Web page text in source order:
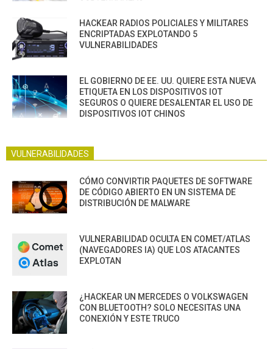
HACKEAR RADIOS POLICIALES Y MILITARES
ENCRIPTADAS EXPLOTANDO 5
VULNERABILIDADES
EL GOBIERNO DE EE. UU. QUIERE ESTA NUEVA
ETIQUETA EN LOS DISPOSITIVOS IOT
SEGUROS O QUIERE DESALENTAR EL USO DE
DISPOSITIVOS IOT CHINOS
VULNERABILIDADES
CÓMO CONVIRTIR PAQUETES DE SOFTWARE
DE CÓDIGO ABIERTO EN UN SISTEMA DE
DISTRIBUCIÓN DE MALWARE
VULNERABILIDAD OCULTA EN COMET/ATLAS
(NAVEGADORES IA) QUE LOS ATACANTES
EXPLOTAN
¿HACKEAR UN MERCEDES O VOLKSWAGEN
CON BLUETOOTH? SOLO NECESITAS UNA
CONEXIÓN Y ESTE TRUCO